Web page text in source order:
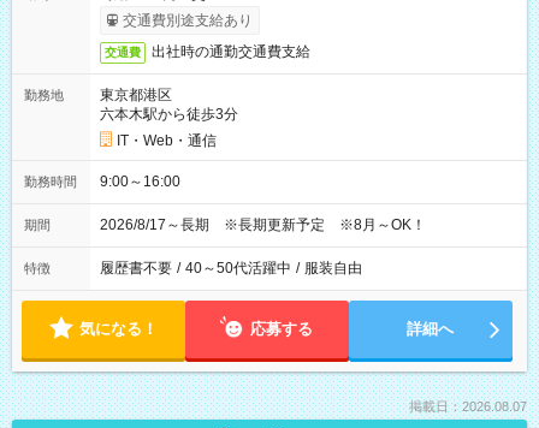
交通費別途支給あり
交通費 出社時の通勤交通費支給
勤務地
東京都港区
六本木駅から徒歩3分
IT・Web・通信
勤務時間 9:00～16:00
期間 2026/8/17～長期 ※長期更新予定 ※8月～OK！
特徴 履歴書不要 / 40～50代活躍中 / 服装自由
気になる！ 応募する 詳細へ
掲載日：2026.08.07